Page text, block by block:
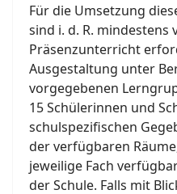
Für die Umsetzung
sind i. d. R. mindestens
Präsenzunterricht
Ausgestaltung unter
vorgegebenen
15 Schülerinnen und
schulspezifischen
der verfügbaren
jeweilige Fach
der Schule. Falls mit